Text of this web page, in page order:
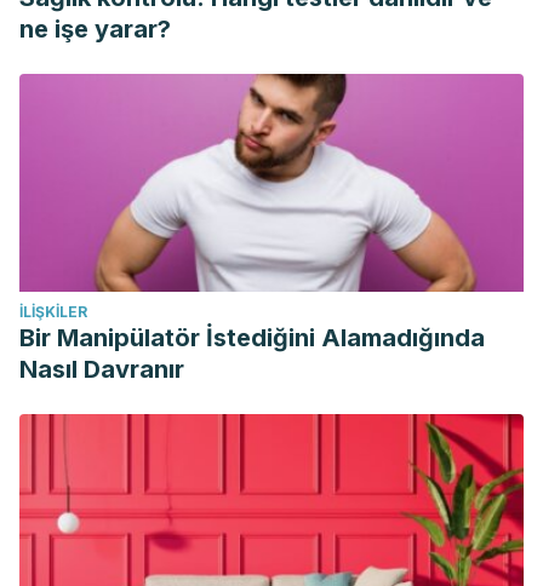
Mayo Clinic staff.
(n.d.). Psoriasis. Clínica Mayo.
https://www.mayoclinic.org/es-es/diseases-
conditions/psoriasis/symptoms-causes/syc-20355840
(2012). Inmunopatogenia de la
psoriasis. Impacto en las manifestaciones clínicas y el
tratamiento de la enfermedad.Revista Cubana de
Hematología, Inmunología y Hemoterapia,28 (4), 357-373.
http://scielo.sld.cu/scielo.php?
script=sci_arttext&pid=s0864-02892012000400005
Defez, J. A., & Martínez, M. M.
infancia y adolescencia.
PediatríaIntegral
, 234.
content/uploads/2016/06/Pediatria-Integral-XX-
I. Vidal Olmo, A. Vicente Villa.(nd.). Psoriasis. Asociación
Española de Pediatría.
https://www.aeped.es/sites/default/files/documentos/
ne işe yarar?
İLIŞKILER
Bir Manipülatör İstediğini Alamadığında
Nasıl Davranır